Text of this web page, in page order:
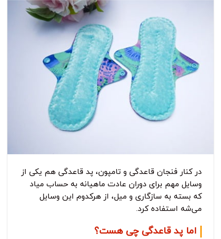
در کنار فنجان قاعدگی و تامپون، پد قاعدگی هم یکی از
وسایل مهم برای دوران عادت ماهیانه به حساب میاد
که بسته به سازگاری و میل، از هرکدوم این وسایل
می‌شه استفاده کرد.
اما پد قاعدگی چی هست؟